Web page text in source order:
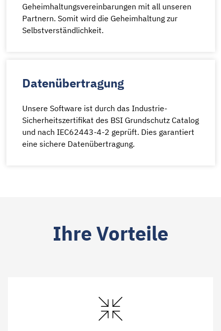
Geheimhaltungsvereinbarungen mit all unseren
Partnern. Somit wird die Geheimhaltung zur
Selbstverständlichkeit.
Datenübertragung
Unsere Software ist durch das Industrie-
Sicherheitszertifikat des BSI Grundschutz Catalog
und nach IEC62443-4-2 geprüft. Dies garantiert
eine sichere Datenübertragung.
Ihre Vorteile